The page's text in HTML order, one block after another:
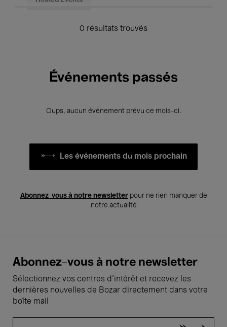
0 résultats trouvés
Événements passés
Oups, aucun événement prévu ce mois-ci.
Les événements du mois prochain
Abonnez-vous à notre newsletterpour ne rien manquer de
notre actualité
Abonnez-vous à notre newsletter
Sélectionnez vos centres d'intérêt et recevez les
dernières nouvelles de Bozar directement dans votre
boîte mail